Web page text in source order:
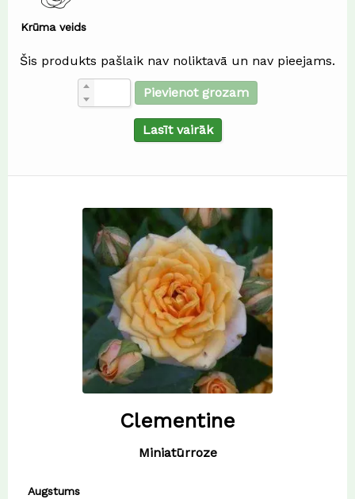
Krūma veids
Šis produkts pašlaik nav noliktavā un nav pieejams.
Pievienot grozam
Lasīt vairāk
Clementine
Miniatūrroze
Augstums